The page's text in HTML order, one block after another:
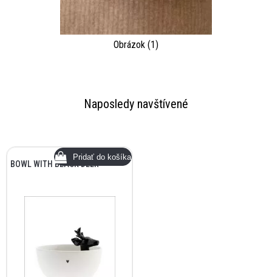
Obrázok (1)
Naposledy navštívené
BOWL WITH BLACK DEER